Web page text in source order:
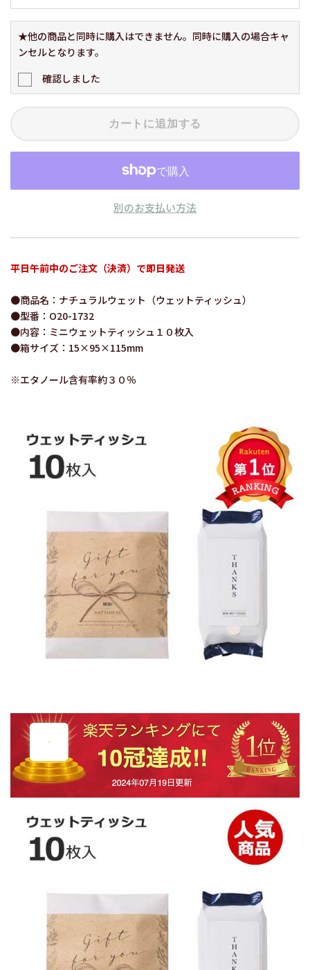
★他の商品と同時に購入はできません。同時に購入の場合キャ
ンセルとなります。
確認しました
カートに追加する
別のお支払い方法
平日午前中のご注文（決済）で即日発送
●商品名：ナチュラルウェット（ウェットティッシュ）
●型番：O20-1732
●内容：ミニウェットティッシュ１０枚入
●箱サイズ：15×95×115mm
※エタノール含有率約３０％